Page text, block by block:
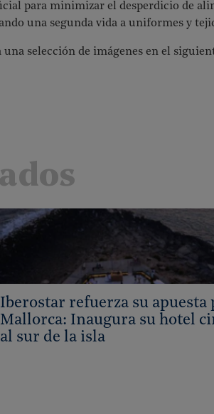
para minimizar el desperdicio de
una segunda vida a uniformes y
una selección de imágenes en el
Iberostar refuerza su apuesta
Mallorca: Inaugura su hotel
al sur de la isla